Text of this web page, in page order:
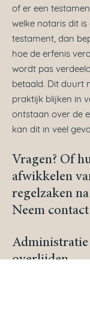
of er een
welke notaris dit is
testament, dan
hoe de erfenis
wordt pas
betaald. Dit duurt
praktijk blijken in
ontstaan over de
kan dit in veel
Vragen? Of
afwikkelen
regelzaken
Neem contact
Administratie
overlijden